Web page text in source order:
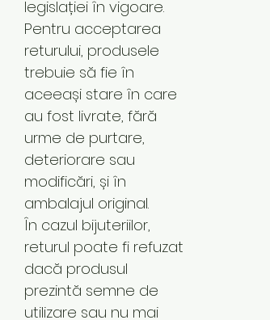
legislației în vigoare.
Pentru acceptarea
returului, produsele
trebuie să fie în
aceeași stare în care
au fost livrate, fără
urme de purtare,
deteriorare sau
modificări, și în
ambalajul original.
În cazul bijuteriilor,
returul poate fi refuzat
dacă produsul
prezintă semne de
utilizare sau nu mai